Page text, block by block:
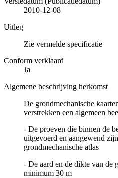
2010-12-08
Uitleg
Zie vermelde specificatie
Conform verklaard
Ja
Algemene beschrijving herkomst
De grondmechanische
verstrekken een algemeen
- De proeven die binnen de
uitgevoerd en aangewend
grondmechanische atlas
- De aard en de dikte van de
minimum 30 m